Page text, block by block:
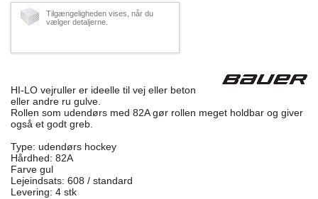
Tilgængeligheden vises, når du
vælger detaljerne.
HI-LO vejruller er ideelle til vej eller beton
eller andre ru gulve.
Rollen som udendørs med 82A gør rollen meget holdbar og giver
også et godt greb.
Type: udendørs hockey
Hårdhed: 82A
Farve gul
Lejeindsats: 608 / standard
Levering: 4 stk